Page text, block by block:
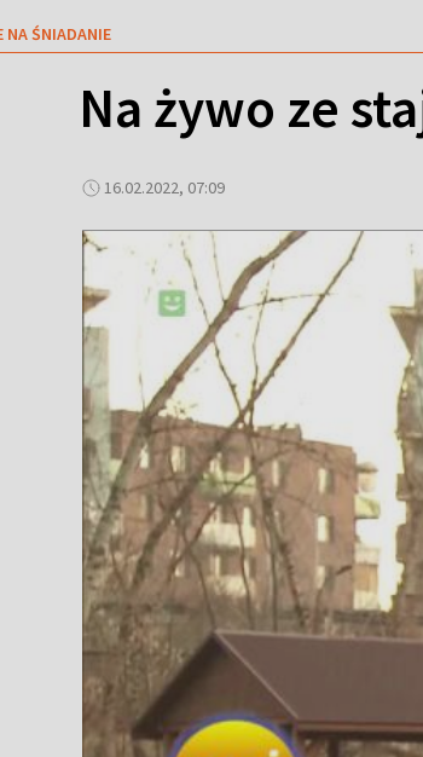
NA ŚNIADANIE
Na żywo ze
16.02.2022, 07:09